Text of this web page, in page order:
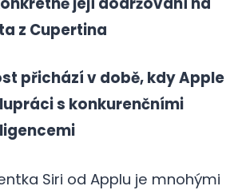
z Cupertina
přichází v době, kdy Apple
s konkurenčními
Siri od Applu je mnohými